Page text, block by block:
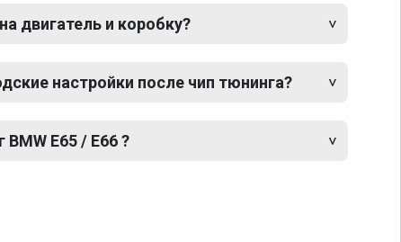
двигатель и коробку?
настройки после чип тюнинга?
E65 / E66 ?